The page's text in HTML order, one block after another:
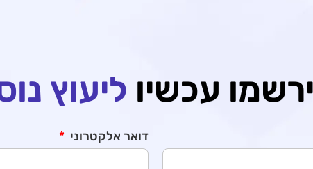
עכשיו ליעוץ
דואר אלקטרוני